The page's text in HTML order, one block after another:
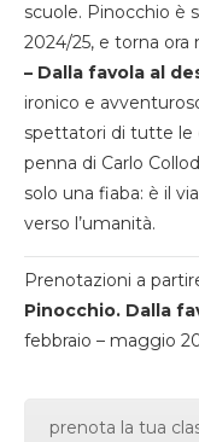
scuole. Pinocchio è
2024/25, e torna ora
– Dalla favola al
ironico e
spettatori di tutte le
penna di Carlo
solo una fiaba: è il
verso l’umanità.
Prenotazioni a
Pinocchio. Dalla
febbraio – maggio
prenota la tua